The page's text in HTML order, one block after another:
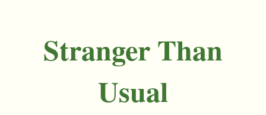
Stranger Than
Usual